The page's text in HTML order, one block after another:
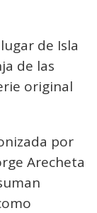
de Isla
de las
original
por
Arecheta